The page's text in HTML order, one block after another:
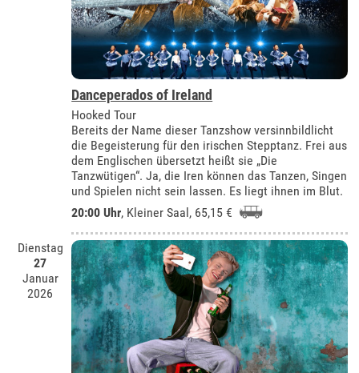
Danceperados of Ireland
Hooked Tour
Bereits der Name dieser Tanzshow versinnbildlicht
die Begeisterung für den irischen Stepptanz. Frei aus
dem Englischen übersetzt heißt sie „Die
Tanzwütigen“. Ja, die Iren können das Tanzen, Singen
und Spielen nicht sein lassen. Es liegt ihnen im Blut.
20:00 Uhr, Kleiner Saal , 65,15 €
Dienstag
27
Januar
2026